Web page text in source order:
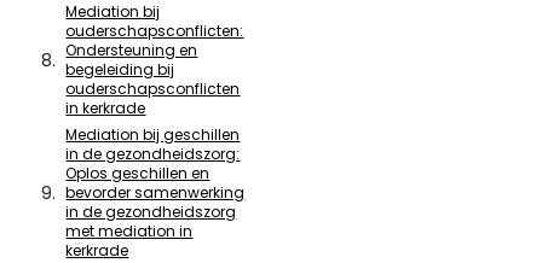
Mediation bij
ouderschapsconflicten:
Ondersteuning en
begeleiding bij
ouderschapsconflicten
in kerkrade
Mediation bij geschillen
in de gezondheidszorg:
Oplos geschillen en
bevorder samenwerking
in de gezondheidszorg
met mediation in
kerkrade